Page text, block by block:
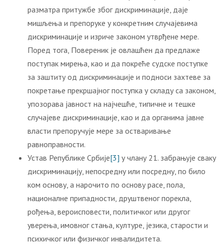
разматра притужбе због дискриминације, даје
мишљења и препоруке у конкретним случајевима
дискриминације и изриче законом утврђене мере.
Поред тога, Повереник је овлашћен да предлаже
поступак мирења, као и да покреће судске поступке
за заштиту од дискриминације и подноси захтеве за
покретање прекршајног поступка у складу са законом,
упозорава јавност на најчешће, типичне и тешке
случајеве дискриминације, као и да органима јавне
власти препоручује мере за остваривање
равноправности.
Устав Републике Србије[3] у члану 21. забрањује сваку
дискриминацију, непосредну или посредну, по било
ком основу, а нарочито по основу расе, пола,
националне припадности, друштвеног порекла,
рођења, вероисповести, политичког или другог
уверења, имовног стања, културе, језика, старости и
психичког или физичког инвалидитета.